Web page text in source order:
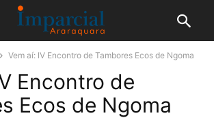
Vem aí: IV Encontro de Tambores Ecos de Ngoma
Encontro de
Ecos de Ngoma